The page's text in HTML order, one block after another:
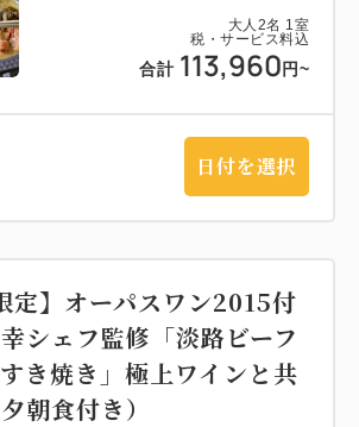
大人 2名 1 室
税・サービス料込
合計 113,960 円~
日付を選択
定】オーパスワン2015付
シェフ監修「淡路ビーフ
き焼き」極上ワインと共
朝食付き）